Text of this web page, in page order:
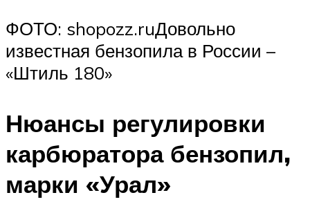
ФОТО: shopozz.ruДовольно
известная бензопила в России –
«Штиль 180»
Нюансы регулировки
карбюратора бензопил,
марки «Урал»